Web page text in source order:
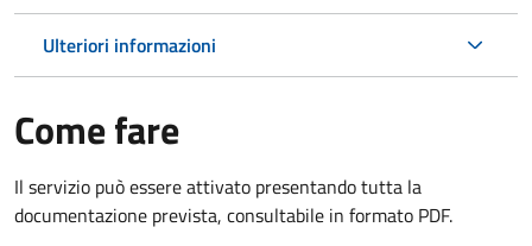
Ulteriori informazioni
Come fare
Il servizio può essere attivato presentando tutta la
documentazione prevista, consultabile in formato PDF.